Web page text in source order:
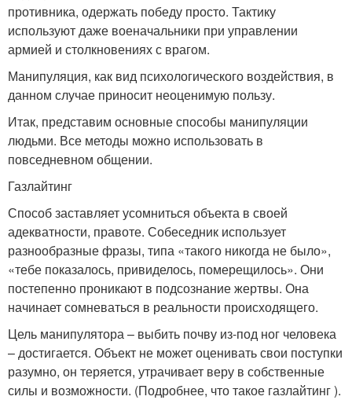
противника, одержать победу просто. Тактику
используют даже военачальники при управлении
армией и столкновениях с врагом.
Манипуляция, как вид психологического воздействия, в
данном случае приносит неоценимую пользу.
Итак, представим основные способы манипуляции
людьми. Все методы можно использовать в
повседневном общении.
Газлайтинг
Способ заставляет усомниться объекта в своей
адекватности, правоте. Собеседник использует
разнообразные фразы, типа «такого никогда не было»,
«тебе показалось, привиделось, померещилось». Они
постепенно проникают в подсознание жертвы. Она
начинает сомневаться в реальности происходящего.
Цель манипулятора – выбить почву из-под ног человека
– достигается. Объект не может оценивать свои поступки
разумно, он теряется, утрачивает веру в собственные
силы и возможности. (Подробнее, что такое газлайтинг ).